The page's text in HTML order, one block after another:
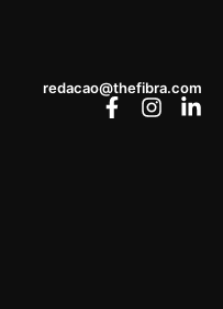
redacao@thefibra.com